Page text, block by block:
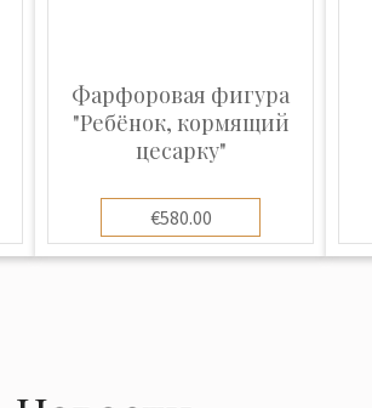
Фарфоровая фигура
"Ребёнок, кормящий
цесарку"
€580.00